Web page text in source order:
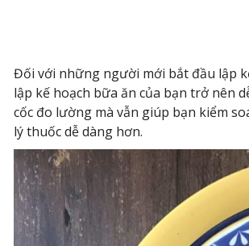
Đối với những người mới bắt đầu lập
lập kế hoạch bữa ăn của bạn trở nên
cốc đo lường mà vẫn giúp bạn kiểm
lý thuốc dễ dàng hơn.